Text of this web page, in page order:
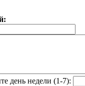
день недели (1-7):